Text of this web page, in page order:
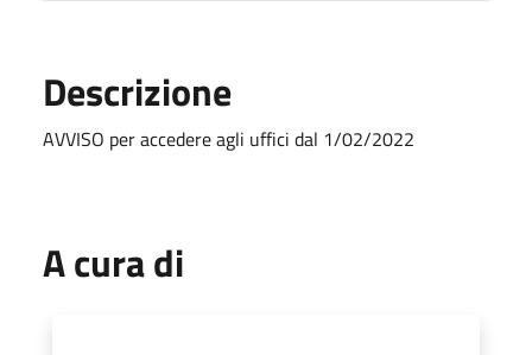
Descrizione
AVVISO per accedere agli uffici dal 1/02/2022
A cura di